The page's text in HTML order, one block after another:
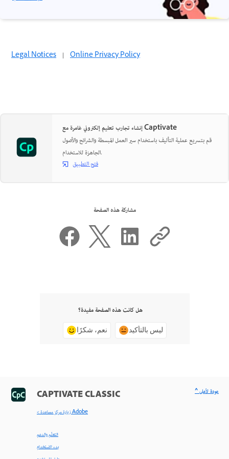
Legal Notices | Online Privacy Policy
إنشاء تجارب تعليم إلكتروني غامرة مع Captivate
قم بتسريع عملية التأليف باستخدام سير العمل المبسطة والشرائح والأصول
الجاهزة للاستخدام.
فتح التطبيق
مشاركة هذه الصفحة
هل كانت هذه الصفحة مفيدة؟
نعم، شكرًا ليس بالتأكيد
CAPTIVATE CLASSIC
< زيارة مركز مساعدة Adobe
التعلّم والدعم
بدء الاستخدام
^ عودة لأعلى